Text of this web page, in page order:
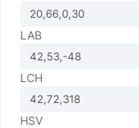
LAB
LCH
HSV